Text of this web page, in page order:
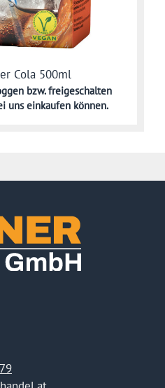
Cola 500ml
bzw. freigeschalten
uns einkaufen können.